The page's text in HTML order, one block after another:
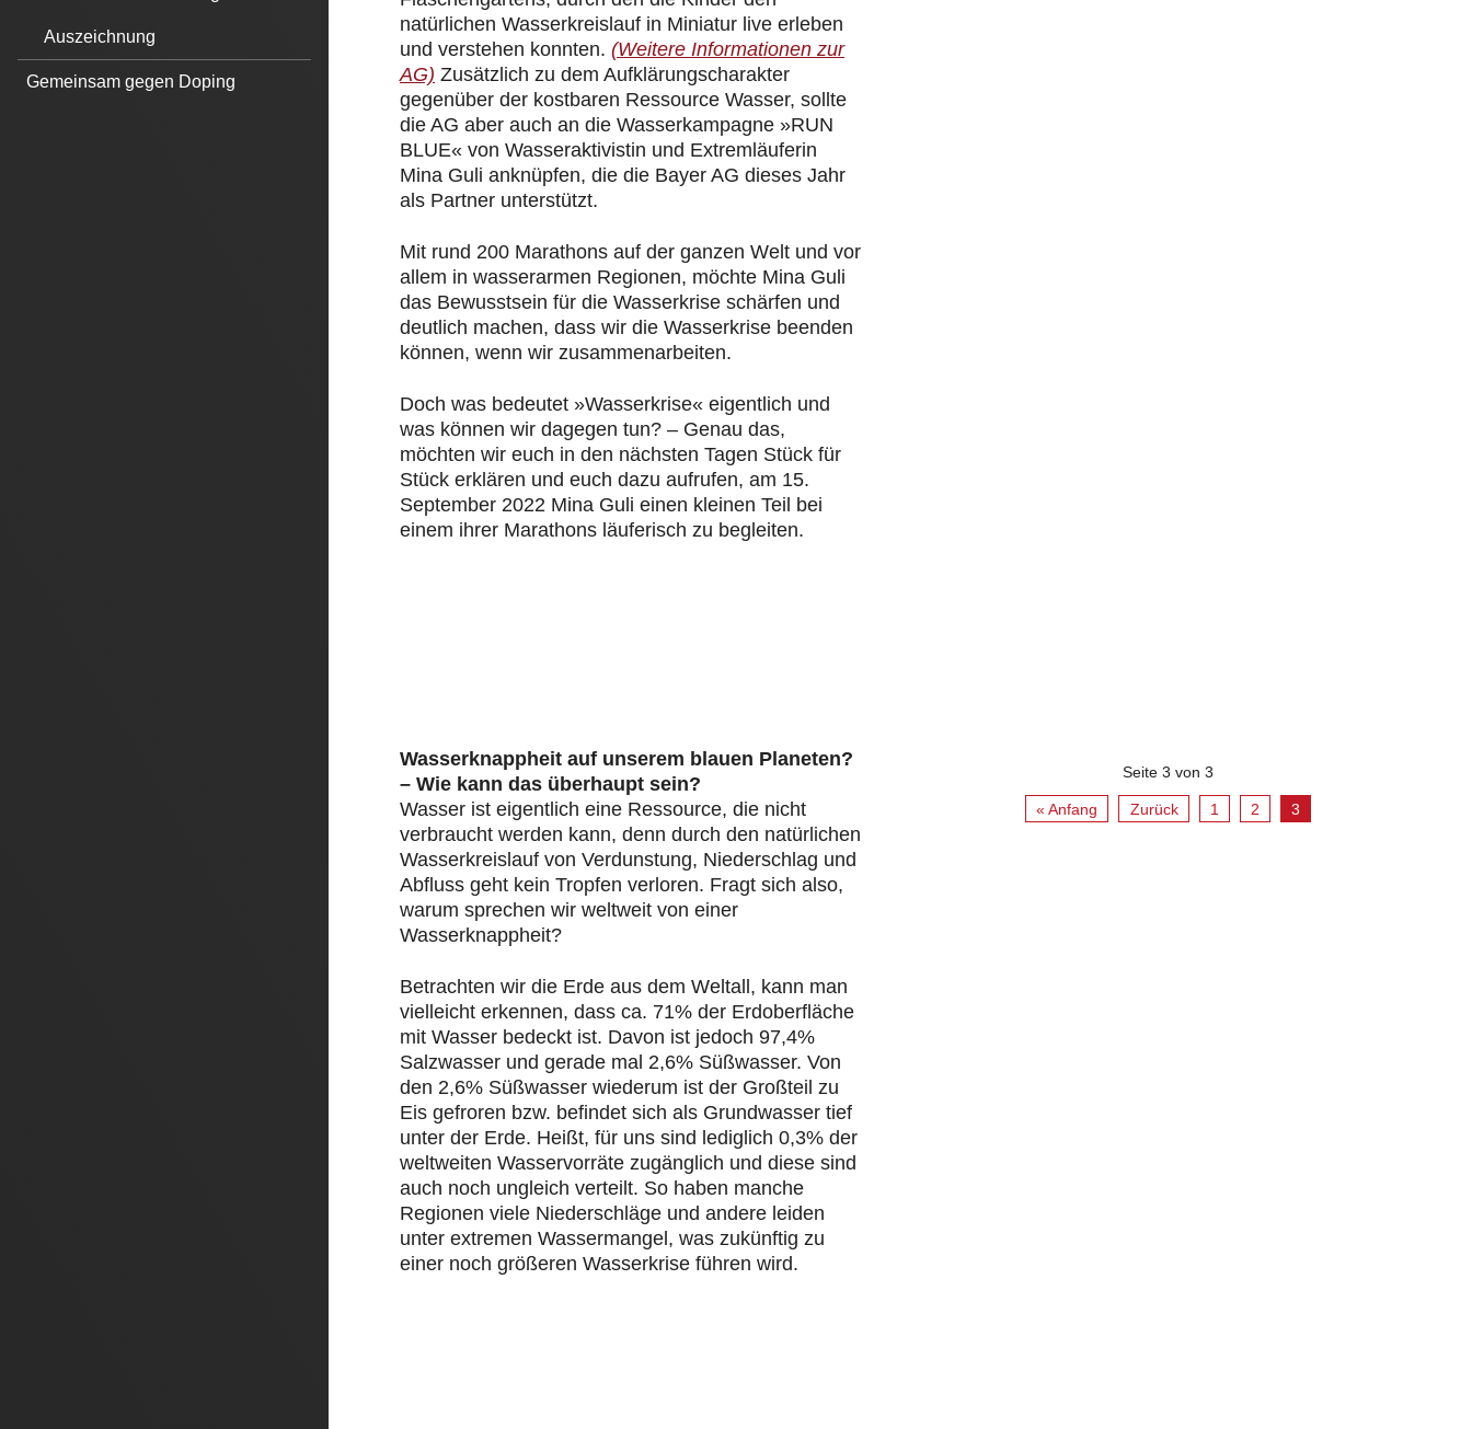
natürlichen Wasserkreislauf in Miniatur live erleben
und verstehen konnten. (Weitere Informationen zur
AG) Zusätzlich zu dem Aufklärungscharakter
gegenüber der kostbaren Ressource Wasser, sollte
die AG aber auch an die Wasserkampagne »RUN
BLUE« von Wasseraktivistin und Extremläuferin
Mina Guli anknüpfen, die die Bayer AG dieses Jahr
als Partner unterstützt.
Mit rund 200 Marathons auf der ganzen Welt und vor
allem in wasserarmen Regionen, möchte Mina Guli
das Bewusstsein für die Wasserkrise schärfen und
deutlich machen, dass wir die Wasserkrise beenden
können, wenn wir zusammenarbeiten.
Doch was bedeutet »Wasserkrise« eigentlich und
was können wir dagegen tun? – Genau das,
möchten wir euch in den nächsten Tagen Stück für
Stück erklären und euch dazu aufrufen, am 15.
September 2022 Mina Guli einen kleinen Teil bei
einem ihrer Marathons läuferisch zu begleiten.
Wasserknappheit auf unserem blauen Planeten?
– Wie kann das überhaupt sein?
Wasser ist eigentlich eine Ressource, die nicht
verbraucht werden kann, denn durch den natürlichen
Wasserkreislauf von Verdunstung, Niederschlag und
Abfluss geht kein Tropfen verloren. Fragt sich also,
warum sprechen wir weltweit von einer
Wasserknappheit?
Betrachten wir die Erde aus dem Weltall, kann man
vielleicht erkennen, dass ca. 71% der Erdoberfläche
mit Wasser bedeckt ist. Davon ist jedoch 97,4%
Salzwasser und gerade mal 2,6% Süßwasser. Von
den 2,6% Süßwasser wiederum ist der Großteil zu
Eis gefroren bzw. befindet sich als Grundwasser tief
unter der Erde. Heißt, für uns sind lediglich 0,3% der
weltweiten Wasservorräte zugänglich und diese sind
auch noch ungleich verteilt. So haben manche
Regionen viele Niederschläge und andere leiden
unter extremen Wassermangel, was zukünftig zu
einer noch größeren Wasserkrise führen wird.
Seite 3 von 3
« Anfang Zurück 1 2 3
Auszeichnung
Gemeinsam gegen Doping